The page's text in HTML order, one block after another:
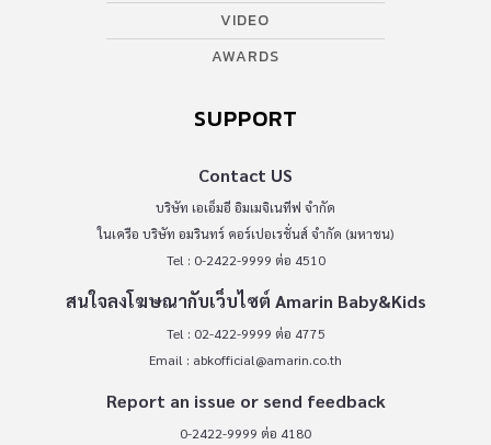
VIDEO
AWARDS
SUPPORT
Contact US
บริษัท เอเอ็มอี อิมเมจิเนทีฟ จำกัด
ในเครือ บริษัท อมรินทร์ คอร์เปอเรชั่นส์ จำกัด (มหาชน)
Tel : 0-2422-9999 ต่อ 4510
สนใจลงโฆษณากับเว็บไซต์ Amarin Baby&Kids
Tel : 02-422-9999 ต่อ 4775
Email : abkofficial@amarin.co.th
Report an issue or send feedback
0-2422-9999 ต่อ 4180